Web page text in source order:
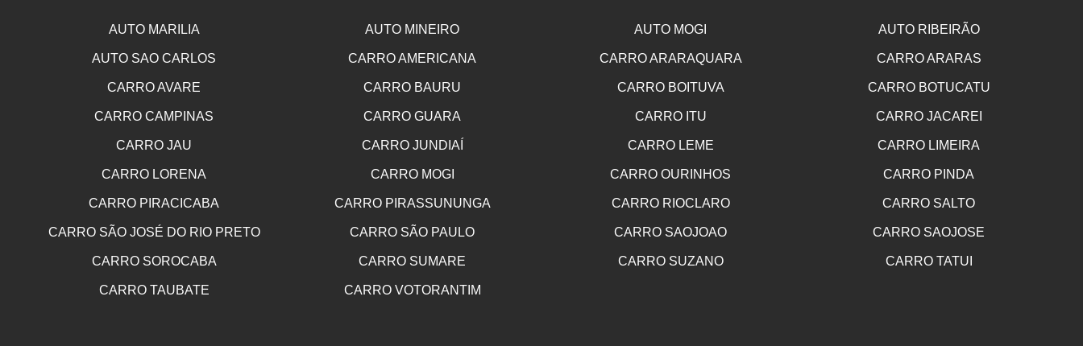
AUTO MARILIA AUTO MINEIRO AUTO MOGI AUTO RIBEIRÃO
AUTO SAO CARLOS CARRO AMERICANA CARRO ARARAQUARA CARRO ARARAS
CARRO AVARE CARRO BAURU CARRO BOITUVA CARRO BOTUCATU
CARRO CAMPINAS CARRO GUARA CARRO ITU CARRO JACAREI
CARRO JAU CARRO JUNDIAÍ CARRO LEME CARRO LIMEIRA
CARRO LORENA CARRO MOGI CARRO OURINHOS CARRO PINDA
CARRO PIRACICABA CARRO PIRASSUNUNGA CARRO RIOCLARO CARRO SALTO
CARRO SÃO JOSÉ DO RIO PRETO CARRO SÃO PAULO CARRO SAOJOAO CARRO SAOJOSE
CARRO SOROCABA CARRO SUMARE CARRO SUZANO CARRO TATUI
CARRO TAUBATE CARRO VOTORANTIM